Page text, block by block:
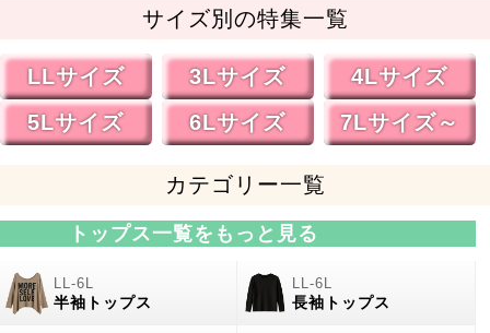
サイズ別の特集一覧
LLサイズ 3Lサイズ
4Lサイズ
5Lサイズ
6Lサイズ 7Lサイズ～
カテゴリー一覧
トップス一覧をもっと見る
半袖トップス 長袖トップス